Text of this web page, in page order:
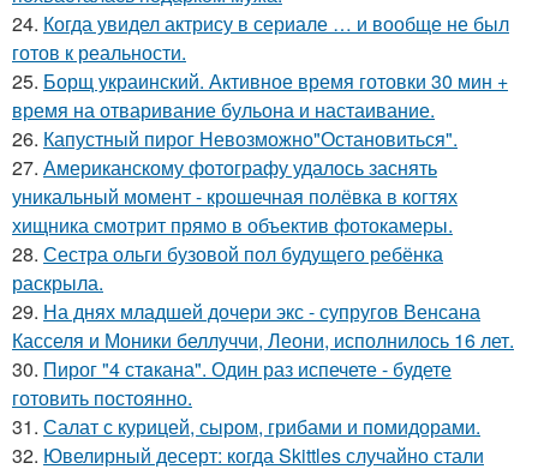
24. Когда увидел актрису в сериале … и вообще не был
готов к реальности.
25. Борщ украинский. Активное время готовки 30 мин +
время на отваривание бульона и настаивание.
26. Капустный пирог Невозможно"Остановиться".
27. Американскому фотографу удалось заснять
уникальный момент - крошечная полёвка в когтях
хищника смотрит прямо в объектив фотокамеры.
28. Сестра ольги бузовой пол будущего ребёнка
раскрыла.
29. На днях младшей дочери экс - супругов Венсана
Касселя и Моники беллуччи, Леони, исполнилось 16 лет.
30. Пирог "4 стaкана". Один раз испечете - будете
готовить постоянно.
31. Салат с курицей, сыром, грибами и помидорами.
32. Ювелирный десерт: когда Skittles случайно стали